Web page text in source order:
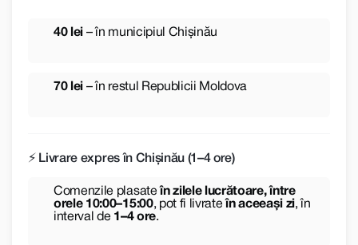
40 lei – în municipiul Chișinău
70 lei – în restul Republicii Moldova
⚡ Livrare expres în Chișinău (1–4 ore)
Comenzile plasate în zilele lucrătoare, între
orele 10:00–15:00, pot fi livrate în aceeași zi, în
interval de 1–4 ore.